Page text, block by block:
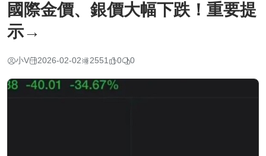
國際金價、銀價大幅下跌！重要提
示→
小V 2026-02-02 2551 0 0